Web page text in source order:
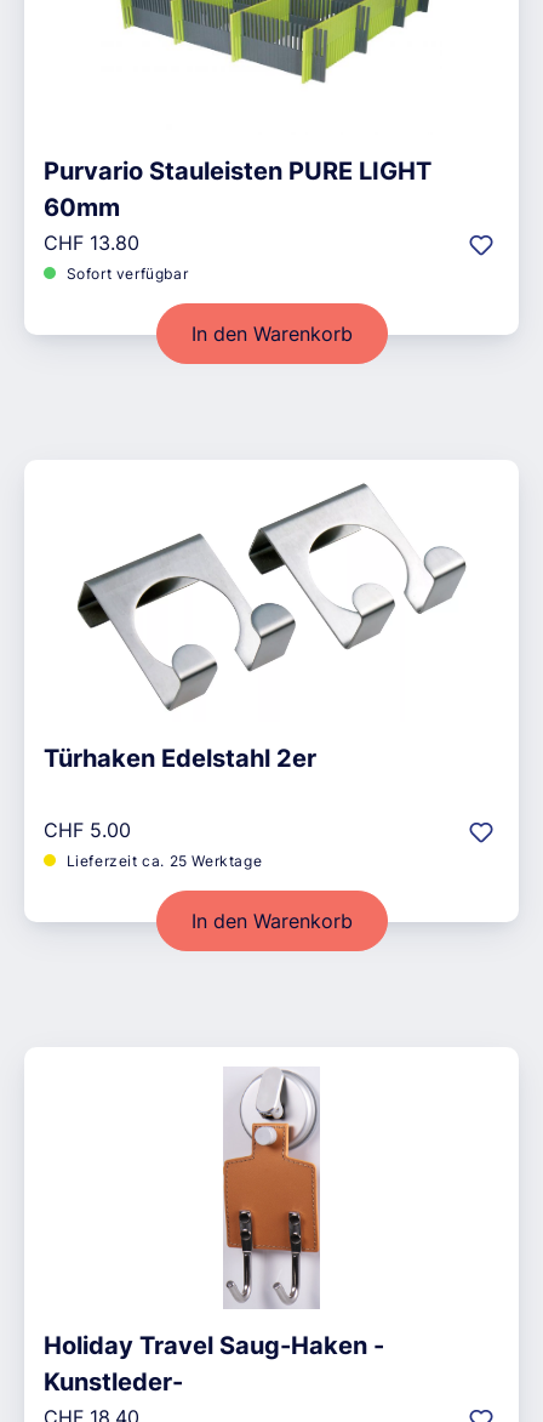
Purvario Stauleisten PURE LIGHT
60mm
Regulärer Preis:
CHF 13.80
Sofort verfügbar
In den Warenkorb
Türhaken Edelstahl 2er
Regulärer Preis:
CHF 5.00
Lieferzeit ca. 25 Werktage
In den Warenkorb
Holiday Travel Saug-Haken -
Kunstleder-
Regulärer Preis: